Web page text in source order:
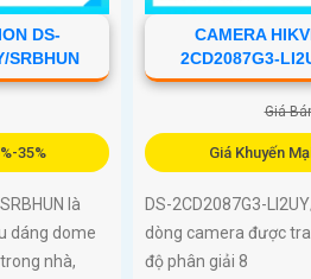
DS-
SRBHUN
35%
là
dáng dome
nhà,
CAMERA
2CD2087G3-
Giá
Giá Khuyến
DS-2CD2087G3-
dòng camera được
độ phân giải 8